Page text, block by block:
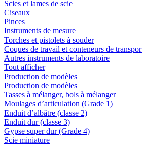
Scies et lames de scie
Ciseaux
Pinces
Instruments de mesure
Torches et pistolets à souder
Coques de travail et conteneurs de
Autres instruments de laboratoire
Tout afficher
Production de modèles
Production de modèles
Tasses à mélanger, bols à mélanger
Moulages d’articulation (Grade 1)
Enduit d’albâtre (classe 2)
Enduit dur (classe 3)
Gypse super dur (Grade 4)
Scie miniature